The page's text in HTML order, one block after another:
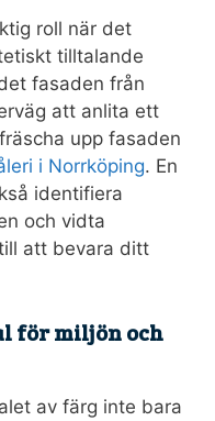
roll när det
tilltalande
fasaden från
att anlita ett
upp fasaden
i Norrköping. En
identifiera
och vidta
att bevara ditt
för miljön och
av färg inte bara